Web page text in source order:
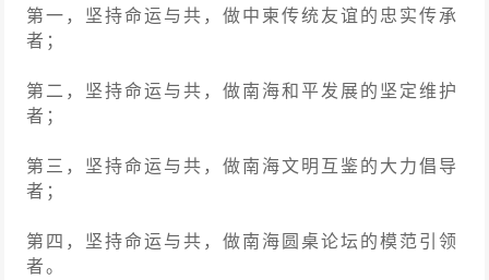
第一，坚持命运与共，做中柬传统友谊的忠实传承
者；
第二，坚持命运与共，做南海和平发展的坚定维护
者；
第三，坚持命运与共，做南海文明互鉴的大力倡导
者；
第四，坚持命运与共，做南海圆桌论坛的模范引领
者。